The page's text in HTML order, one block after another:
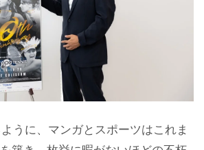
うに、マンガとスポーツはこれま